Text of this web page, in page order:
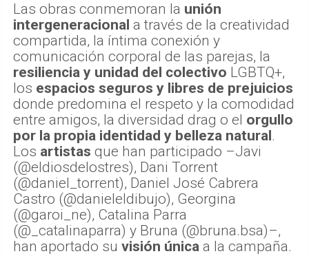
Las obras conmemoran la unión
intergeneracional a través de la creatividad
compartida, la íntima conexión y
comunicación corporal de las parejas, la
resiliencia y unidad del colectivo LGBTQ+,
los espacios seguros y libres de prejuicios
donde predomina el respeto y la comodidad
entre amigos, la diversidad drag o el orgullo
por la propia identidad y belleza natural.
Los artistas que han participado –Javi
(@eldiosdelostres), Dani Torrent
(@daniel_torrent), Daniel José Cabrera
Castro (@danieleldibujo), Georgina
(@garoi_ne), Catalina Parra
(@_catalinaparra) y Bruna (@bruna.bsa)–,
han aportado su visión única a la campaña.